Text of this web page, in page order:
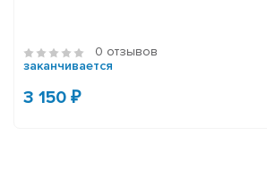
0 отзывов
заканчивается
3 150 ₽